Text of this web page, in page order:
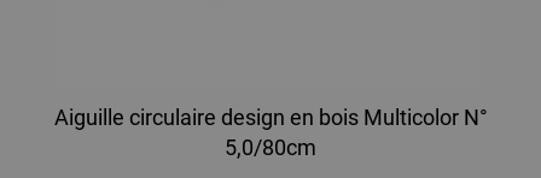
Aiguille circulaire design en bois Multicolor N°
5,0/80cm